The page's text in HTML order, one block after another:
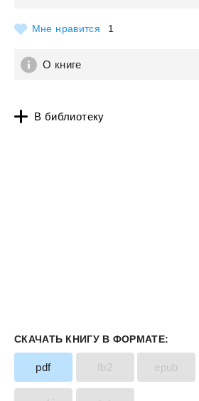
Мне нравится 1
О книге
В библиотеку
СКАЧАТЬ КНИГУ В ФОРМАТЕ:
pdf fb2 epub